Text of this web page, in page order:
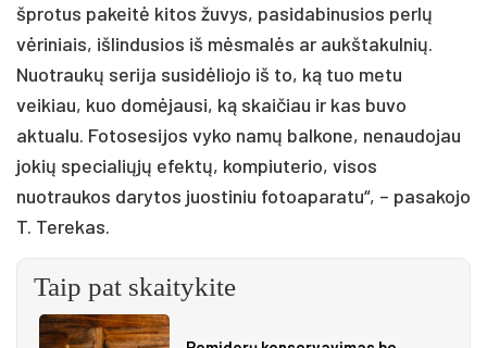
šprotus pakeitė kitos žuvys, pasidabinusios perlų
vėriniais, išlindusios iš mėsmalės ar aukštakulnių.
Nuotraukų serija susidėliojo iš to, ką tuo metu
veikiau, kuo domėjausi, ką skaičiau ir kas buvo
aktualu. Fotosesijos vyko namų balkone, nenaudojau
jokių specialiųjų efektų, kompiuterio, visos
nuotraukos darytos juostiniu fotoaparatu“, – pasakojo
T. Terekas.
Taip pat skaitykite